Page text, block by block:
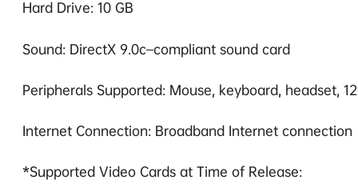
Hard Drive: 10 GB
Sound: DirectX 9.0c–compliant sound card
Peripherals Supported: Mouse, keyboard, headset,
Internet Connection: Broadband Internet connection
*Supported Video Cards at Time of Release: